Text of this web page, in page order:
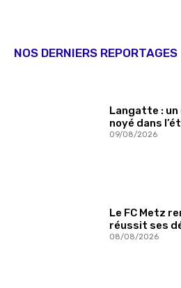
NOS DERNIERS REPORTAGES
Langatte :
noyé dans
09/08/2026
Le FC Metz
réussit ses
08/08/2026